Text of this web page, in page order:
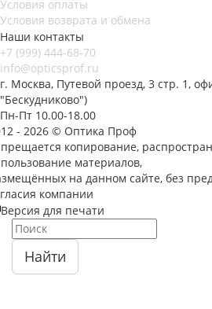
Условия оплаты
Условия возврата и обмена
Наши контакты
+7 (999) 444-68-70
info@opticsprof.ru
г. Москва, Путевой проезд, 3 стр. 1,
"Бескудниково")
Пн-Пт 10.00-18.00
- 2026 © Оптика Проф
копирование,
материалов,
на данном сайте, без
компании
Версия для печати
Найти